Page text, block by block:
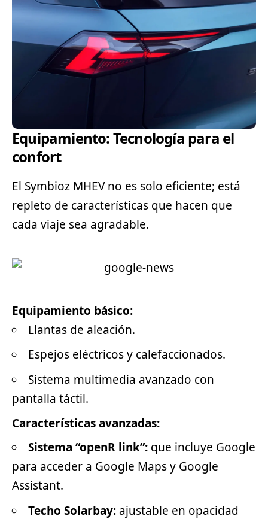
Equipamiento: Tecnología para el
confort
El Symbioz MHEV no es solo eficiente; está
repleto de características que hacen que
cada viaje sea agradable.
Equipamiento básico:
Llantas de aleación.
Espejos eléctricos y calefaccionados.
Sistema multimedia avanzado con
pantalla táctil.
Características avanzadas:
Sistema “openR link”: que incluye Google
para acceder a Google Maps y Google
Assistant.
Techo Solarbay: ajustable en opacidad